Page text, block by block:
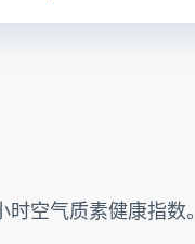
空气质素健康指数。